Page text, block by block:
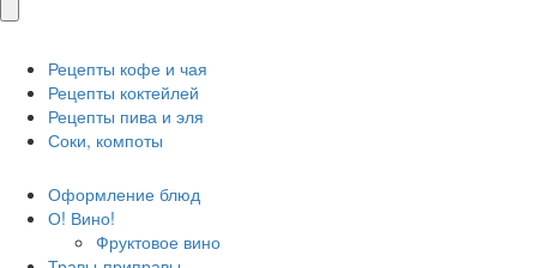
Рецепты кофе и чая
Рецепты коктейлей
Рецепты пива и эля
Соки, компоты
Оформление блюд
О! Вино!
Фруктовое вино